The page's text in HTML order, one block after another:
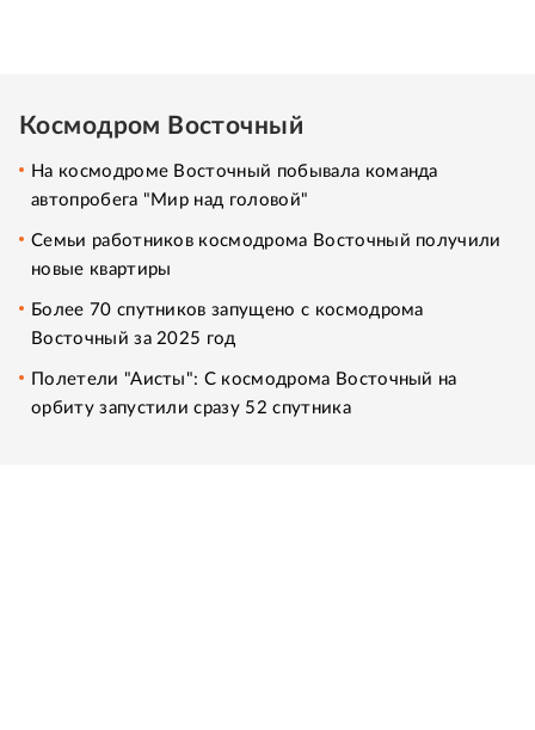
Космодром Восточный
На космодроме Восточный побывала команда
автопробега "Мир над головой"
Семьи работников космодрома Восточный получили
новые квартиры
Более 70 спутников запущено с космодрома
Восточный за 2025 год
Полетели "Аисты": С космодрома Восточный на
орбиту запустили сразу 52 спутника